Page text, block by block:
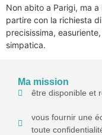
Non abito a Parigi, ma
partire con la richiesta
precisissima,
simpatica.
Ma mission
être disponible et
vous fournir une
toute